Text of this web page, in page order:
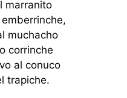
marranito
muchacho
corrinche
al conuco
trapiche.